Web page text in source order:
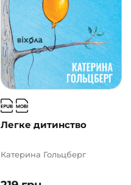
Легке дитинство
Катерина Гольцберг